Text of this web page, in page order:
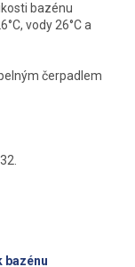
bazénu
vody 26°C a
čerpadlem
bazénu